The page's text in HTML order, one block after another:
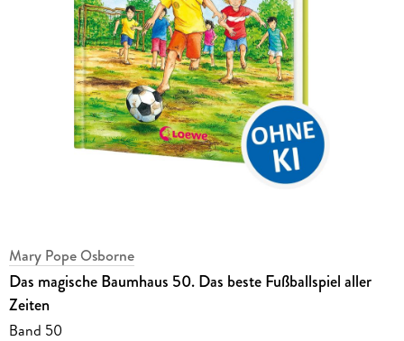
Mary Pope Osborne
Das magische Baumhaus 50. Das beste Fußballspiel aller
Zeiten
Band 50